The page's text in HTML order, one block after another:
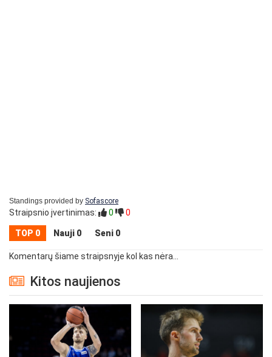
Standings provided by Sofascore
Straipsnio įvertinimas: 0 0
TOP 0 Nauji 0 Seni 0
Komentarų šiame straipsnyje kol kas nėra...
Kitos naujienos